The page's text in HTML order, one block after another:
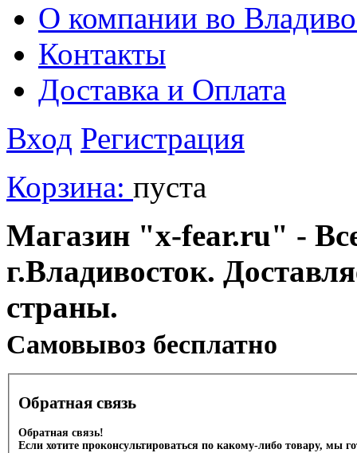
О компании во
Контакты
Доставка и Оплата
Вход Регистрация
Корзина: пуста
Магазин "x-fear.ru" -
г.Владивосток.
страны.
Cамовывоз бесплатно
Обратная связь
Обратная связь!
Если хотите проконсультироваться по какому-либо товару, мы